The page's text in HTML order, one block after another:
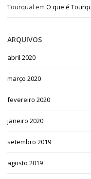
Tourqual em O que é
ARQUIVOS
abril 2020
março 2020
fevereiro 2020
janeiro 2020
setembro 2019
agosto 2019